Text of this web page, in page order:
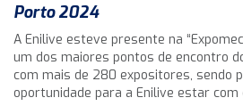
Porto 2024
A Enilive esteve presente na
um dos maiores pontos de encontro
com mais de 280 expositores, sendo
oportunidade para a Enilive estar